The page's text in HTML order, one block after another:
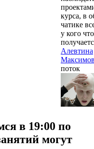
курса, в
чатике
у кого что
Алевтина
поток
в 19:00 по
могут